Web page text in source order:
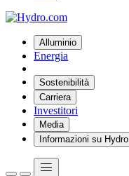
Alluminio
Energia
Sostenibilità
Carriera
Investitori
Media
Informazioni su Hydro